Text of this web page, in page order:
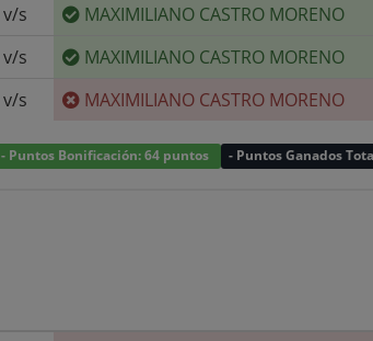
v/s MAXIMILIANO CASTRO MORENO
v/s MAXIMILIANO CASTRO MORENO
v/s MAXIMILIANO CASTRO MORENO
- Puntos Bonificación: 64 puntos - Puntos Ganados